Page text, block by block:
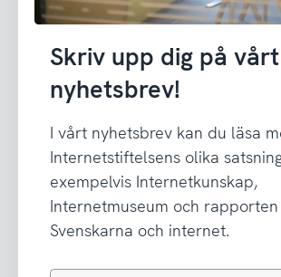
Skriv upp dig på vårt
nyhetsbrev!
I vårt nyhetsbrev kan du läsa
Internetstiftelsens olika
exempelvis Internetkunskap,
Internetmuseum och rapporten
Svenskarna och internet.